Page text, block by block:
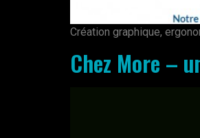
Création graphique,
Chez More –